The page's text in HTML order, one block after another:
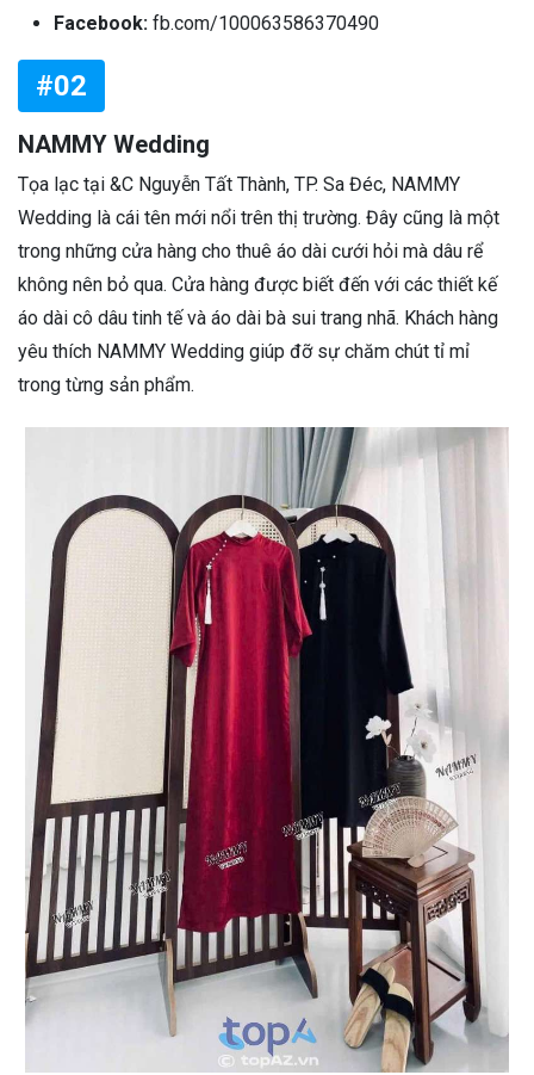
Facebook: fb.com/100063586370490
#02
NAMMY Wedding
Tọa lạc tại &C Nguyễn Tất Thành, TP. Sa Đéc, NAMMY
Wedding là cái tên mới nổi trên thị trường. Đây cũng là một
trong những cửa hàng cho thuê áo dài cưới hỏi mà dâu rể
không nên bỏ qua. Cửa hàng được biết đến với các thiết kế
áo dài cô dâu tinh tế và áo dài bà sui trang nhã. Khách hàng
yêu thích NAMMY Wedding giúp đỡ sự chăm chút tỉ mỉ
trong từng sản phẩm.